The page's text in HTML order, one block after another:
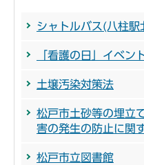
シャトルバス(八柱駅
「看護の日」イベン
土壌汚染対策法
松戸市土砂等の埋立
害の発生の防止に関
松戸市立図書館